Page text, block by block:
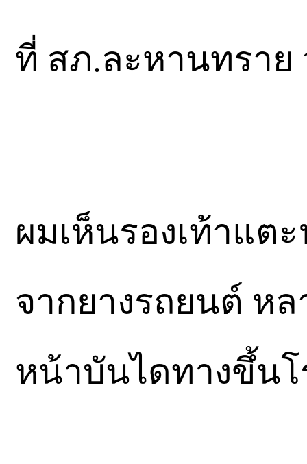
ที่ สภ.ละหานทรา
ผมเห็นรองเท้าแต
จากยางรถยนต์ ห
หน้าบันไดทางขึ้นโ